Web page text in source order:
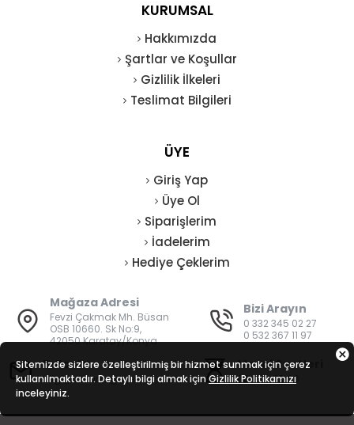
KURUMSAL
Hakkımızda
Şartlar ve Koşullar
Gizlilik İlkeleri
Teslimat Bilgileri
ÜYE
Giriş Yap
Üye Ol
Siparişlerim
İadelerim
Hediye Çeklerim
Mağaza Adresi
Fevzi Çakmak Mh. Büsan
OSB 10660. Sk No:9,
42050 Karatay/Konya
Bizi Arayın
0 332 345 02 27
0 532 367 11 97
E-Posta
bilgi@vatanisguvenligi.com
Mesai Saatleri
08:00 - 19:00
Sitemizde sizlere özelleştirilmiş bir hizmet sunmak için çerez
kullanılmaktadır. Detaylı bilgi almak için Gizlilik Politikamızı
inceleyiniz.